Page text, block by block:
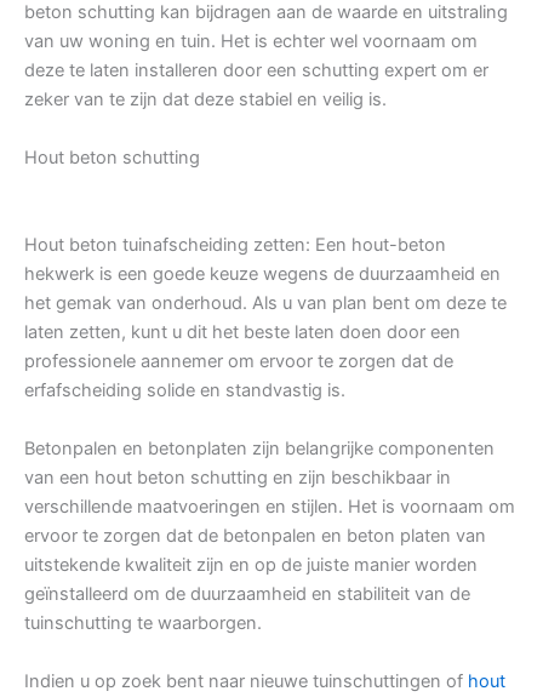
beton schutting kan bijdragen aan de waarde en uitstraling
van uw woning en tuin. Het is echter wel voornaam om
deze te laten installeren door een schutting expert om er
zeker van te zijn dat deze stabiel en veilig is.
Hout beton schutting
Hout beton tuinafscheiding zetten: Een hout-beton
hekwerk is een goede keuze wegens de duurzaamheid en
het gemak van onderhoud. Als u van plan bent om deze te
laten zetten, kunt u dit het beste laten doen door een
professionele aannemer om ervoor te zorgen dat de
erfafscheiding solide en standvastig is.
Betonpalen en betonplaten zijn belangrijke componenten
van een hout beton schutting en zijn beschikbaar in
verschillende maatvoeringen en stijlen. Het is voornaam om
ervoor te zorgen dat de betonpalen en beton platen van
uitstekende kwaliteit zijn en op de juiste manier worden
geïnstalleerd om de duurzaamheid en stabiliteit van de
tuinschutting te waarborgen.
Indien u op zoek bent naar nieuwe tuinschuttingen of hout